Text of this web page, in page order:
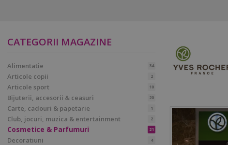
CATEGORII MAGAZINE
Alimentatie 34
Articole copii 2
Articole sport 10
Bijuterii, accesorii & ceasuri 20
Carte, cadouri & papetarie 1
Club, jocuri, muzica & entertainment 2
Cosmetice & Parfumuri 21
Decoratiuni 4